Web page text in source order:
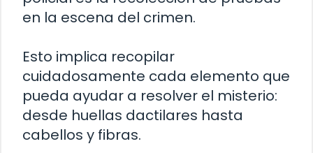
en la escena del crimen.
Esto implica recopilar
cuidadosamente cada elemento que
pueda ayudar a resolver el misterio:
desde huellas dactilares hasta
cabellos y fibras.